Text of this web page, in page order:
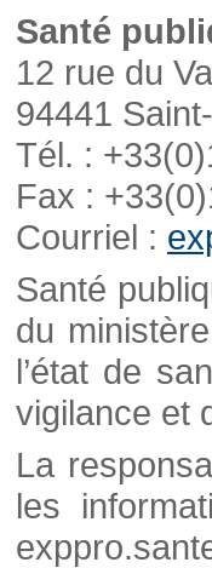
Santé
12 rue du
94441
Tél. :
Fax :
Courriel :
Santé
du
l’état de
vigilance et
La
les